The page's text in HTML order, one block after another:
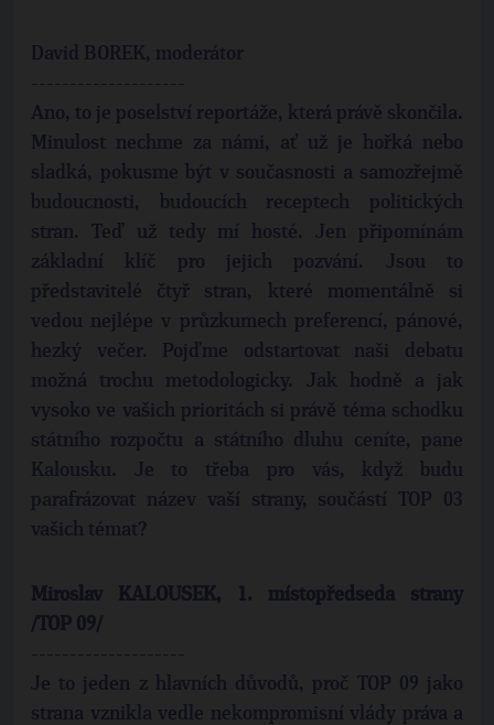
David BOREK, moderátor
--------------------
Ano, to je poselství reportáže, která právě skončila.
Minulost nechme za námi, ať už je hořká nebo
sladká, pokusme být v současnosti a samozřejmě
budoucnosti, budoucích receptech politických
stran. Teď už tedy mí hosté. Jen připomínám
základní klíč pro jejich pozvání. Jsou to
představitelé čtyř stran, které momentálně si
vedou nejlépe v průzkumech preferencí, pánové,
hezký večer. Pojďme odstartovat naši debatu
možná trochu metodologicky. Jak hodně a jak
vysoko ve vašich prioritách si právě téma schodku
státního rozpočtu a státního dluhu ceníte, pane
Kalousku. Je to třeba pro vás, když budu
parafrázovat název vaší strany, součástí TOP 03
vašich témat?
Miroslav KALOUSEK, 1. místopředseda strany
/TOP 09/
--------------------
Je to jeden z hlavních důvodů, proč TOP 09 jako
strana vznikla vedle nekompromisní vlády práva a